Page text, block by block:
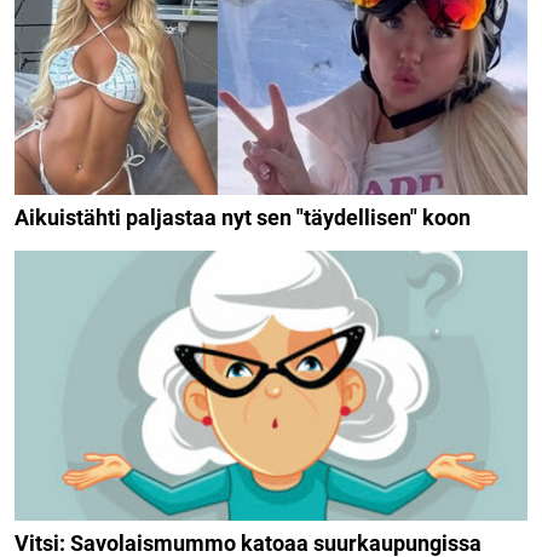
Aikuistähti paljastaa nyt sen "täydellisen" koon
Vitsi: Savolaismummo katoaa suurkaupungissa